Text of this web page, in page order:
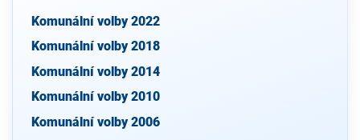
Komunální volby 2022
Komunální volby 2018
Komunální volby 2014
Komunální volby 2010
Komunální volby 2006